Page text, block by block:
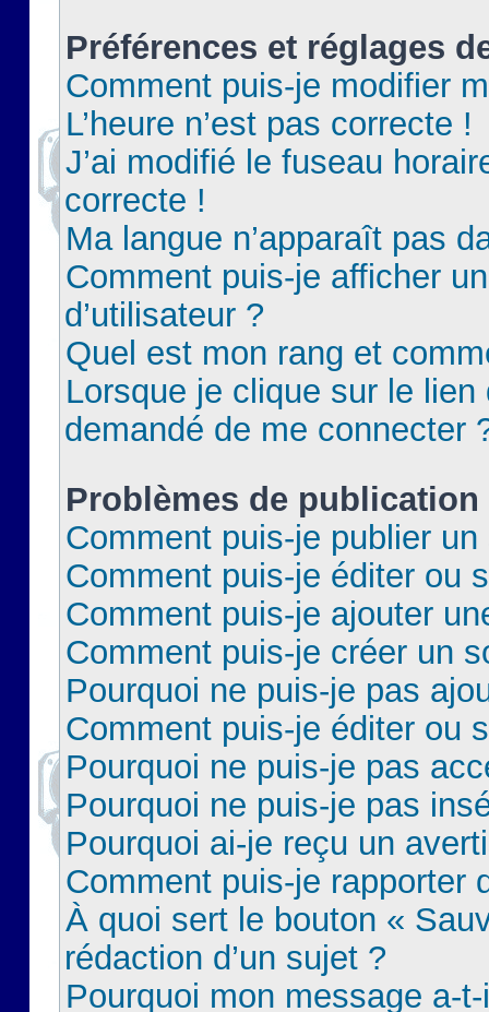
Préférences et réglages
Comment puis-je modifier
L’heure n’est pas correcte !
J’ai modifié le fuseau
correcte !
Ma langue n’apparaît pas
Comment puis-je afficher
d’utilisateur ?
Quel est mon rang et
Lorsque je clique sur le lien
demandé de me connecter
Problèmes de publication
Comment puis-je publier
Comment puis-je éditer ou
Comment puis-je ajouter
Comment puis-je créer un
Pourquoi ne puis-je pas
Comment puis-je éditer ou
Pourquoi ne puis-je pas
Pourquoi ne puis-je pas
Pourquoi ai-je reçu un
Comment puis-je rapporter
À quoi sert le bouton «
rédaction d’un sujet ?
Pourquoi mon message a-